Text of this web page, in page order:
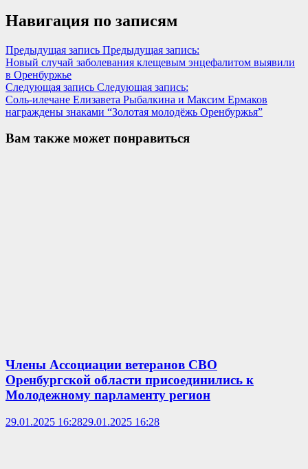
Навигация по записям
Предыдущая запись Предыдущая запись:
Новый случай заболевания клещевым энцефалитом выявили
в Оренбуржье
Следующая запись Следующая запись:
Соль-илечане Елизавета Рыбалкина и Максим Ермаков
награждены знаками “Золотая молодёжь Оренбуржья”
Вам также может понравиться
Члены Ассоциации ветеранов СВО
Оренбургской области присоединились к
Молодежному парламенту регион
29.01.2025 16:2829.01.2025 16:28